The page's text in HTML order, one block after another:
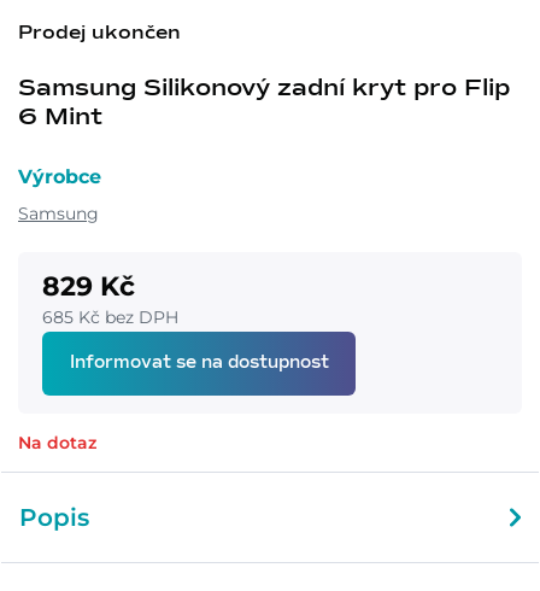
Prodej ukončen
Samsung Silikonový zadní kryt pro Flip
6 Mint
Výrobce
Samsung
829 Kč
685 Kč bez DPH
Informovat se na dostupnost
Na dotaz
Popis